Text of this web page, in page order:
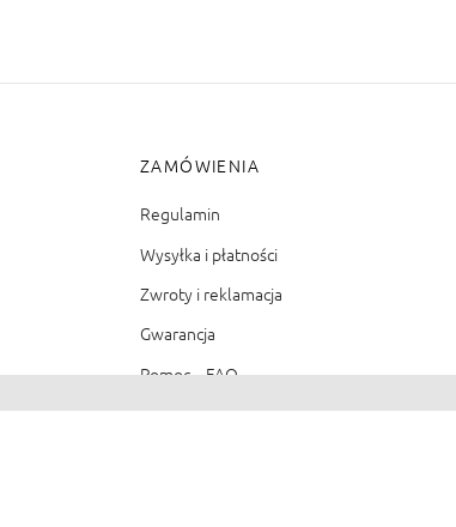
ZAMÓWIENIA
Regulamin
Wysyłka i płatności
Zwroty i reklamacja
Gwarancja
Pomoc – FAQ